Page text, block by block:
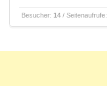
Besucher: 14/ Seitenaufrufe: